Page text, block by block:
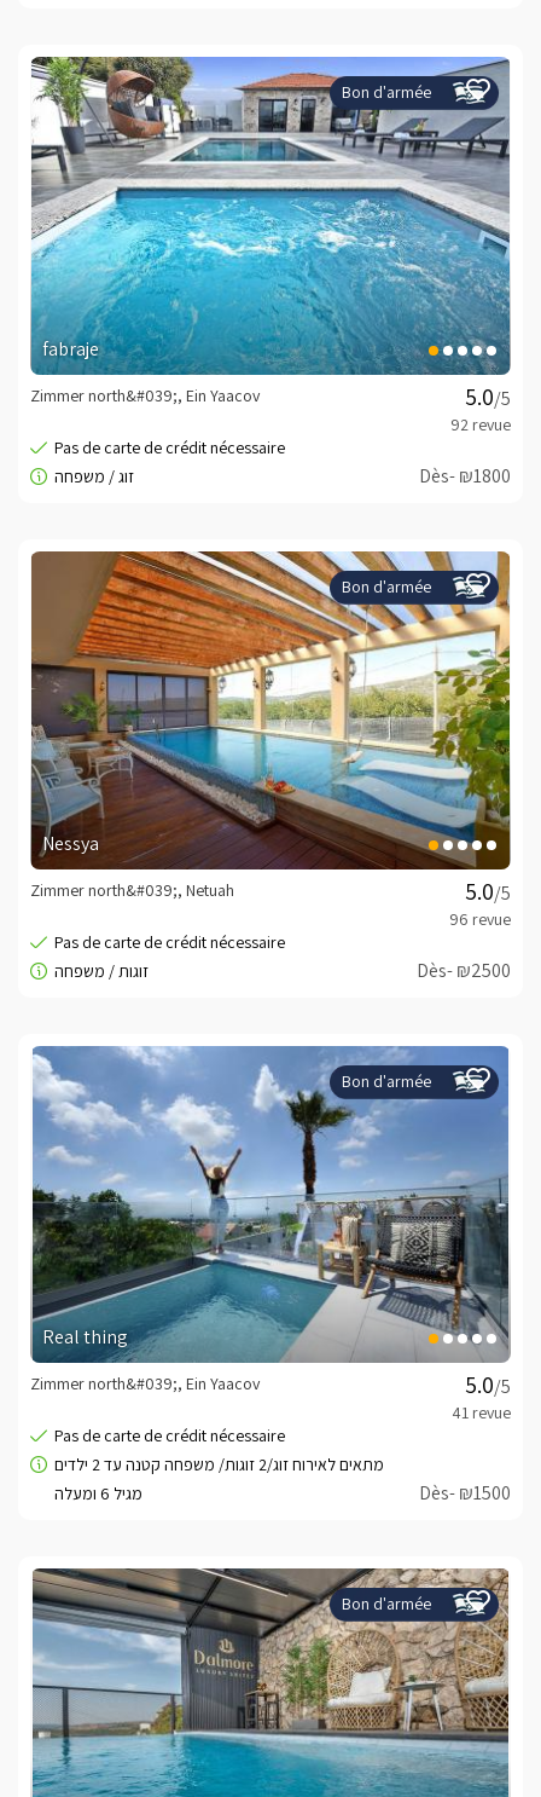
Bon d'armée
fabraje
/5
Zimmer north&#039;, Ein Yaacov
Dès- ₪1800
Bon d'armée
Nessya
/5
Zimmer north&#039;, Netuah
Dès- ₪2500
Bon d'armée
Real thing
/5
Zimmer north&#039;, Ein Yaacov
Dès- ₪1500
Bon d'armée